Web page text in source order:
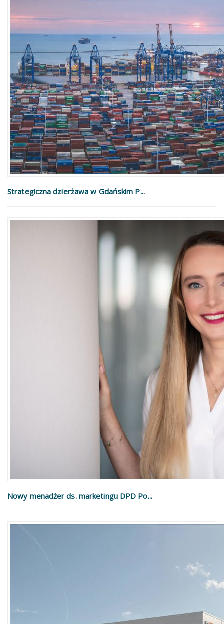
Strategiczna dzierżawa w Gdańskim P...
Nowy menadżer ds. marketingu DPD Po...